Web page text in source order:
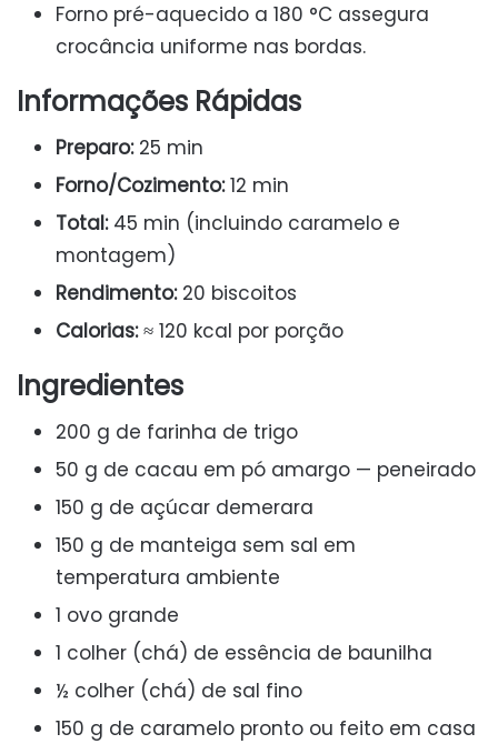
Forno pré-aquecido a 180 °C assegura
crocância uniforme nas bordas.
Informações Rápidas
Preparo:25 min
Forno/Cozimento:12 min
Total:45 min (incluindo caramelo e
montagem)
Rendimento:20 biscoitos
Calorias:≈ 120 kcal por porção
Ingredientes
200 g de farinha de trigo
50 g de cacau em pó amargo — peneirado
150 g de açúcar demerara
150 g de manteiga sem sal em
temperatura ambiente
1 ovo grande
1 colher (chá) de essência de baunilha
½ colher (chá) de sal fino
150 g de caramelo pronto ou feito em casa